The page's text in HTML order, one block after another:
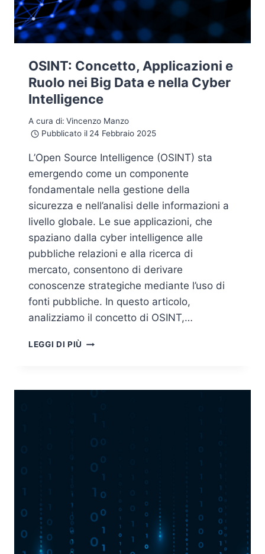
OSINT: Concetto, Applicazioni e
Ruolo nei Big Data e nella Cyber
Intelligence
A cura di: Vincenzo Manzo
Pubblicato il 24 Febbraio 2025
L’Open Source Intelligence (OSINT) sta
emergendo come un componente
fondamentale nella gestione della
sicurezza e nell’analisi delle informazioni a
livello globale. Le sue applicazioni, che
spaziano dalla cyber intelligence alle
pubbliche relazioni e alla ricerca di
mercato, consentono di derivare
conoscenze strategiche mediante l’uso di
fonti pubbliche. In questo articolo,
analizziamo il concetto di OSINT,…
LEGGI DI PIÙ OSINT:
RUOLO
CYBER
INTELLIGENCE